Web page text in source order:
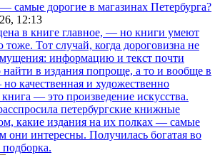
самые дорогие в магазинах Петербурга?
12:13
в книге главное, — но книги умеют
тоже. Тот случай, когда дороговизна не
информацию и текст почти
найти в издания попроще, а то и вообще в
качественная и художественно
— это произведение искусства.
петербургские книжные
какие издания на их полках — самые
они интересны. Получилась богатая во